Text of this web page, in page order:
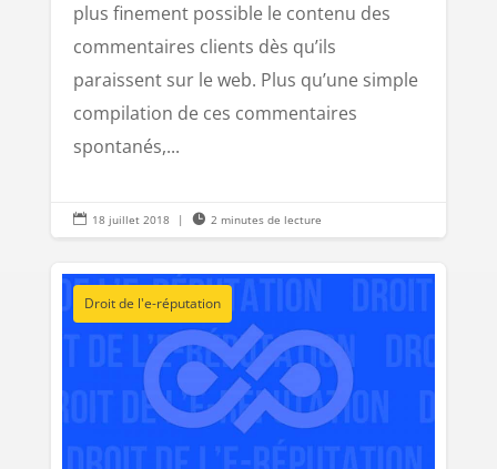
plus finement possible le contenu des
commentaires clients dès qu’ils
paraissent sur le web. Plus qu’une simple
compilation de ces commentaires
spontanés,...
 18 juillet 2018 |  2 minutes de lecture
Droit de l'e-réputation